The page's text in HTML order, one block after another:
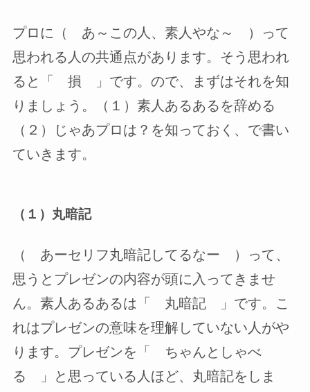
プロに（ あ～この人、素人やな～ ）って
思われる人の共通点があります。そう思われ
ると「 損 」です。ので、まずはそれを知
りましょう。（１）素人あるあるを辞める
（２）じゃあプロは？を知っておく、で書い
ていきます。
（１）丸暗記
（ あーセリフ丸暗記してるなー ）って、
思うとプレゼンの内容が頭に入ってきませ
ん。素人あるあるは「 丸暗記 」です。こ
れはプレゼンの意味を理解していない人がや
ります。プレゼンを「 ちゃんとしゃべ
る 」と思っている人ほど、丸暗記をしま